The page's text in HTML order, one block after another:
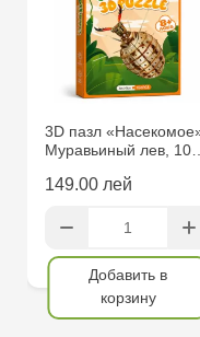
3D пазл
Муравьиный лев, 10…
149.00 лей
Добавить в
корзину